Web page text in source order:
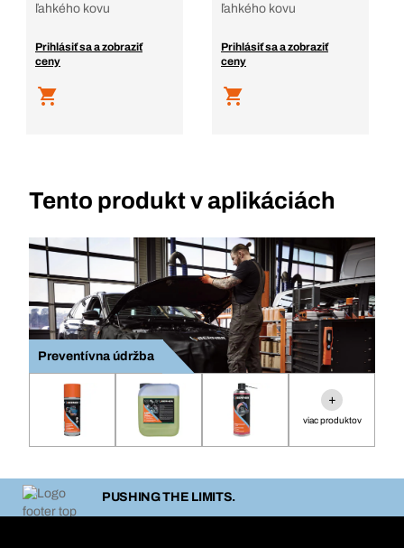
ľahkého kovu
Prihlásiť sa a zobraziť
ceny
ľahkého kovu
Prihlásiť sa a zobraziť
ceny
Tento produkt v aplikáciách
Preventívna údržba
+
viac produktov
PUSHING THE LIMITS.